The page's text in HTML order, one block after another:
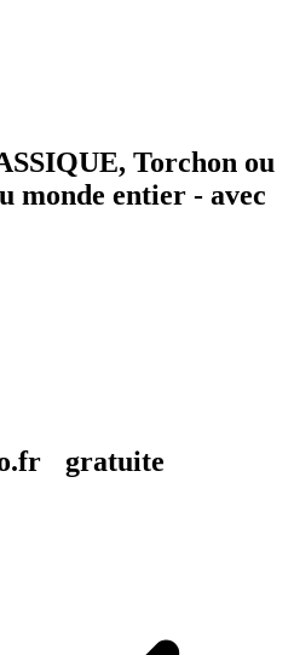
Torchon ou
monde entier - avec
gratuite